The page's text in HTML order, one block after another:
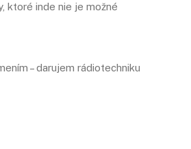
ktoré inde nie je možné
– darujem rádiotechniku